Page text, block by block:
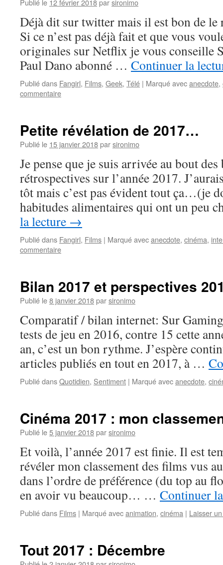
Publié le 12 février 2018parsironimo
Déjà dit sur twitter mais il est bon de
Si ce n’est pas déjà fait et que vous
originales sur Netflix je vous conseille
Paul Dano abonné … Continuer la
Publié dans Fangirl, Films, Geek, Télé | Marqué avecanecdote,
commentaire
Petite révélation de 2017…
Publié le 15 janvier 2018parsironimo
Je pense que je suis arrivée au bout
rétrospectives sur l’année 2017.
tôt mais c’est pas évident tout ça…(je
habitudes alimentaires qui ont un peu
la lecture →
Publié dans Fangirl, Films | Marqué avecanecdote, cinéma,
commentaire
Bilan 2017 et perspectives
Publié le8 janvier 2018parsironimo
Comparatif / bilan internet: Sur
tests de jeu en 2016, contre 15 cette
an, c’est un bon rythme. J’espère
articles publiés en tout en 2017, à …
Publié dansQuotidien, Sentiment | Marqué avecanecdote,
Cinéma 2017 : mon
Publié le5 janvier 2018parsironimo
Et voilà, l’année 2017 est finie. Il est
révéler mon classement des films vus
dans l’ordre de préférence (du top au
en avoir vu beaucoup… … Continuer
Publié dans Films | Marqué avecanimation, cinéma | Laisser
Tout 2017 : Décembre